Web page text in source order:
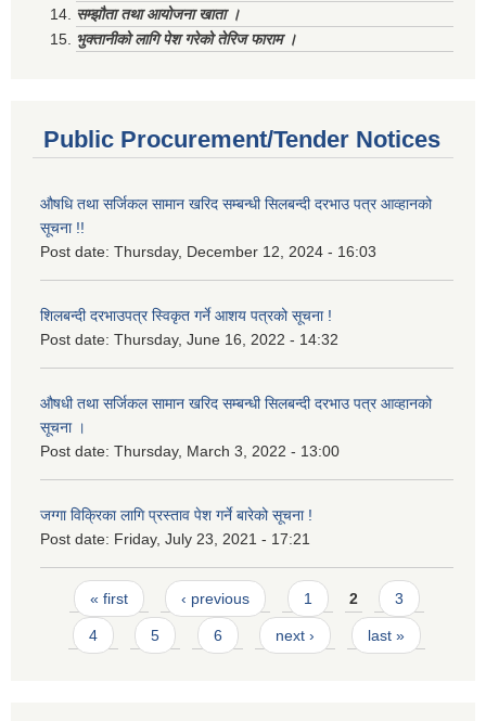
सम्झौता तथा आयोजना खाता ।
भुक्तानीको लागि पेश गरेको तेरिज फाराम ।
Public Procurement/Tender Notices
औषधि तथा सर्जिकल सामान खरिद सम्बन्धी सिलबन्दी दरभाउ पत्र आव्हानको
सूचना !!
Post date: Thursday, December 12, 2024 - 16:03
शिलबन्दी दरभाउपत्र स्विकृत गर्ने आशय पत्रको सूचना !
Post date: Thursday, June 16, 2022 - 14:32
औषधी तथा सर्जिकल सामान खरिद सम्बन्धी सिलबन्दी दरभाउ पत्र आव्हानको
सूचना ।
Post date: Thursday, March 3, 2022 - 13:00
जग्गा विक्रिका लागि प्रस्ताव पेश गर्ने बारेको सूचना !
Post date: Friday, July 23, 2021 - 17:21
Pages
« first ‹ previous 1 2 3
4 5 6 next › last »